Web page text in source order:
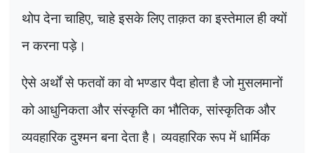
थोप देना चाहिए, चाहे इसके लिए ताक़त का इस्तेमाल ही क्यों
न करना पड़े।
ऐसे अर्थों से फतवों का वो भण्डार पैदा होता है जो मुसलमानों
को आधुनिकता और संस्कृति का भौतिक,सांस्कृतिक और
व्यवहारिक दुश्मन बना देता है। व्यवहारिक रूप में धार्मिक